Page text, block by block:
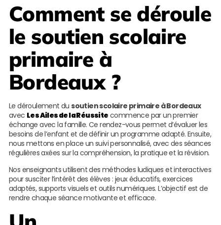
Comment se déroule
le soutien scolaire
primaire à
Bordeaux ?
Le déroulement dusoutien scolaire primaire à Bordeaux
avec Les Ailes de la Réussite commence par un premier
échange avec la famille. Ce rendez-vous permet d’évaluer les
besoins de l’enfant et de définir un programme adapté. Ensuite,
nous mettons en place un suivi personnalisé, avec des séances
régulières axées sur la compréhension, la pratique et la révision.
Nos enseignants utilisent des méthodes ludiques et interactives
pour susciter l’intérêt des élèves : jeux éducatifs, exercices
adaptés, supports visuels et outils numériques. L’objectif est de
rendre chaque séance motivante et efficace.